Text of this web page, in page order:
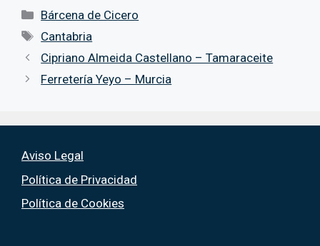
Categorías
Bárcena de Cicero
Etiquetas
Cantabria
Cipriano Almeida Castellano – Tamaraceite
Ferretería Yeyo – Murcia
Aviso Legal
Política de Privacidad
Política de Cookies